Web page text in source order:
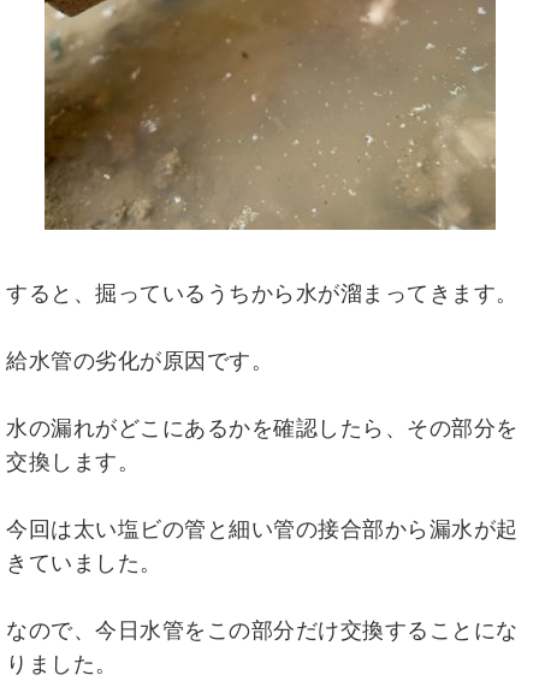
すると、掘っているうちから水が溜まってきます。
給水管の劣化が原因です。
水の漏れがどこにあるかを確認したら、その部分を
交換します。
今回は太い塩ビの管と細い管の接合部から漏水が起
きていました。
なので、今日水管をこの部分だけ交換することにな
りました。